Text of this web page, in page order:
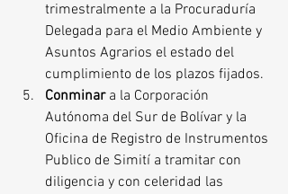
trimestralmente a la Procuraduría
Delegada para el Medio Ambiente y
Asuntos Agrarios el estado del
cumplimiento de los plazos fijados.
Conminar a la Corporación
Autónoma del Sur de Bolívar y la
Oficina de Registro de Instrumentos
Publico de Simití a tramitar con
diligencia y con celeridad las